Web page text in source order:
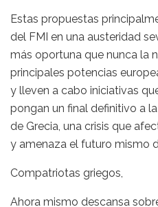
Estas propuestas
del FMI en una austeridad
más oportuna que nunca la
principales potencias
y lleven a cabo iniciativas
pongan un final definitivo a
de Grecia, una crisis que
y amenaza el futuro mismo
Compatriotas griegos,
Ahora mismo descansa